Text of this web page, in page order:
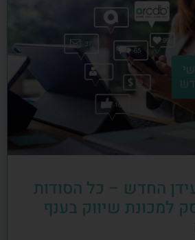
החדש – כל הסודות
למכונת שיווק בענף